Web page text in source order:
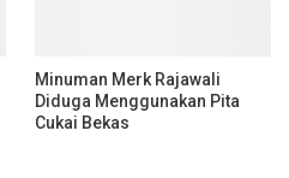
Minuman Merk Rajawali
Diduga Menggunakan Pita
Cukai Bekas